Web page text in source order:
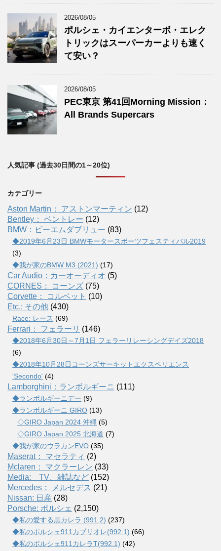
2026/08/05
ポルシェ・カイエンターボ・エレク
トリックはスーパーカーよりも速く
て安い？
2026/08/05
PEC東京 第41回Morning Mission：
All Brands Supercars
人気記事 (過去30日間の1～20位)
カテゴリー
Aston Martin： アストンマーティン (12)
Bentley： ベントレー (12)
BMW：ビーエムダブリュー (83)
◆2019年6月23日 BMWモータースポーツフェスティバル2019
(3)
◆我が家のBMW M3 (2021) (17)
Car Audio：カーオーディオ (5)
CORNES： コーンズ (75)
Corvette： コルベット (10)
Etc.: その他 (430)
Race: レース (69)
Ferrari： フェラーリ (146)
◆2018年6月30日～7月1日 フェラーリレーシングデイズ2018
(6)
◆2018年10月28日コーンズサーキットエクスペリエンス
'Secondo' (4)
Lamborghini：ランボルギーニ (111)
◆ランボルギーニデー (9)
◆ランボルギーニ GIRO (13)
◇GIRO Japan 2024 沖縄 (5)
◇GIRO Japan 2025 北海道 (7)
◆我が家のウラカンEVO (35)
Maserat： マセラティ (2)
Mclaren： マクラーレン (33)
Media: TV、雑誌など (152)
Mercedes： メルセデス (21)
Nissan: 日産 (28)
Porsche: ポルシェ (2,150)
◆私の愛する黒カレラ (991.2) (237)
◆私のポルシェ911カブリオレ(992.1) (66)
◆私のポルシェ911カレラT(992.1) (42)